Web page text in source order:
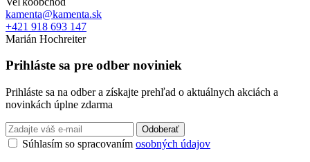
kamenta@kamenta.sk
+421 918 693 147
Marián Hochreiter
Prihláste sa pre odber noviniek
Prihláste sa na odber a získajte prehľad o aktuálnych akciách a
novinkách úplne zdarma
Odoberať
Súhlasím so spracovaním osobných údajov